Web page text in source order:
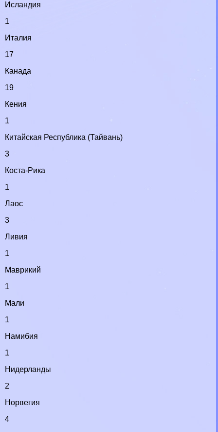
Исландия
1
Италия
17
Канада
19
Кения
1
Китайская Республика (Тайвань)
3
Коста-Рика
1
Лаос
3
Ливия
1
Маврикий
1
Мали
1
Намибия
1
Нидерланды
2
Норвегия
4